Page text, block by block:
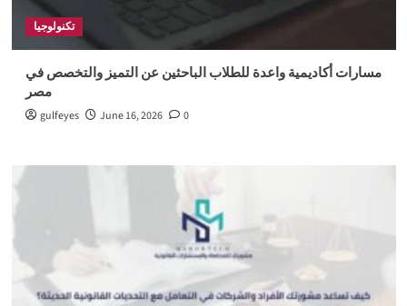
تكنولوجيا
مسارات أكاديمية واعدة للطلاب الباحثين عن التميز والتخصص في
مصر
gulfeyes June 16, 2026 0